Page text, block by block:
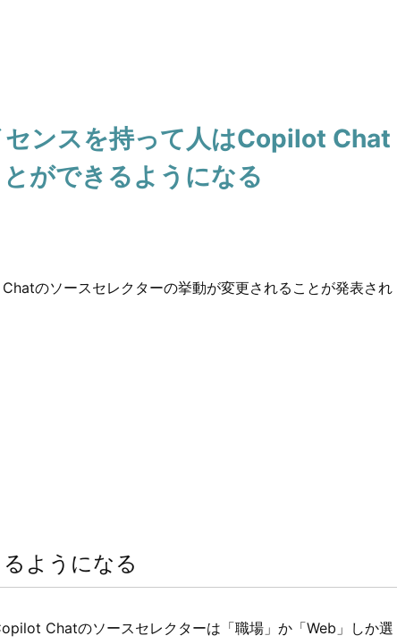
ンスを持って人はCopilot Chat
ができるようになる
のソースセレクターの挙動が変更されることが発表され
ようになる
Chatのソースセレクターは「職場」か「Web」しか選